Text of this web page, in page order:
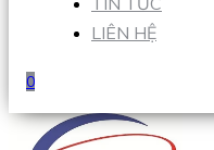
LIÊN HỆ
0